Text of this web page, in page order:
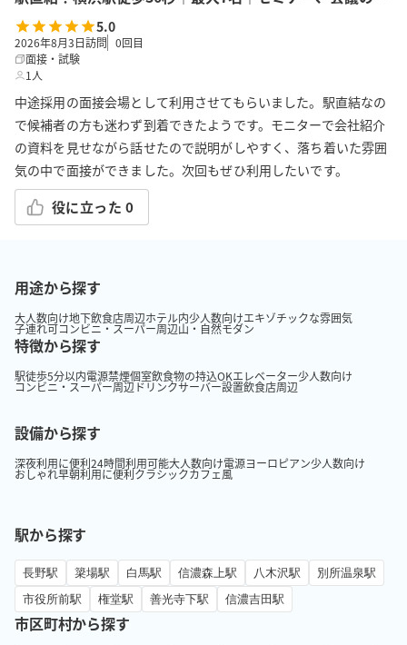
5.0
2026年8月3日訪問 0回目
面接・試験
1人
中途採用の面接会場として利用させてもらいました。駅直結なの
で候補者の方も迷わず到着できたようです。モニターで会社紹介
の資料を見せながら話せたので説明がしやすく、落ち着いた雰囲
気の中で面接ができました。次回もぜひ利用したいです。
役に立った 0
用途から探す
大人数向け地下飲食店周辺ホテル内少人数向けエキゾチックな雰囲気
子連れ可コンビニ・スーパー周辺山・自然モダン
特徴から探す
駅徒歩5分以内電源禁煙個室飲食物の持込OKエレベーター少人数向け
コンビニ・スーパー周辺ドリンクサーバー設置飲食店周辺
設備から探す
深夜利用に便利24時間利用可能大人数向け電源ヨーロピアン少人数向け
おしゃれ早朝利用に便利クラシックカフェ風
駅から探す
長野駅 簗場駅 白馬駅 信濃森上駅 八木沢駅
別所温泉駅
市役所前駅
権堂駅 善光寺下駅 信濃吉田駅
市区町村から探す